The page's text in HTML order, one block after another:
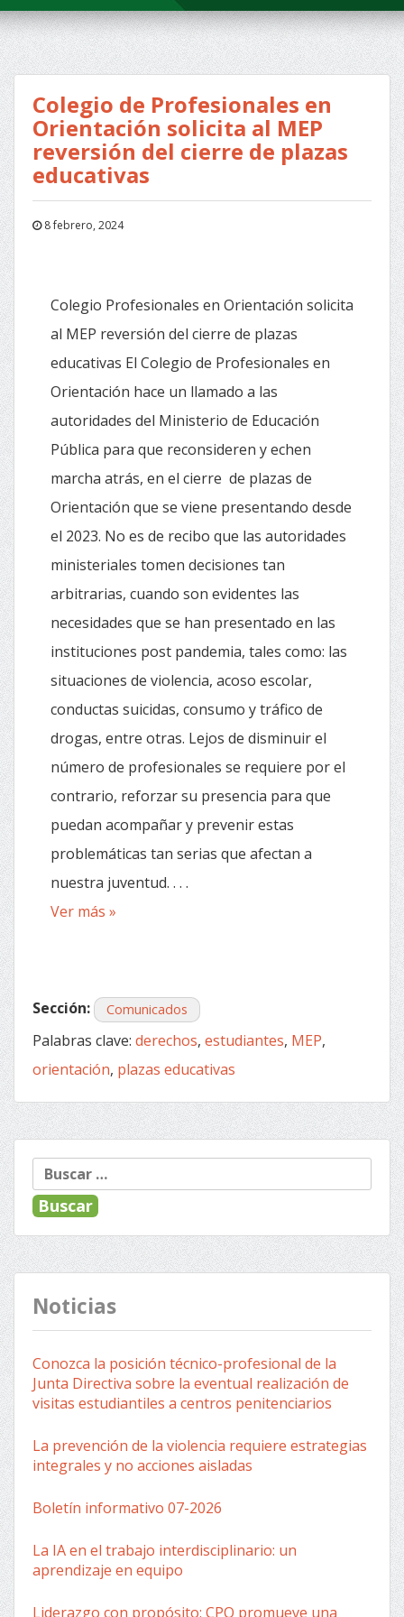
Colegio de Profesionales en
Orientación solicita al MEP
reversión del cierre de plazas
educativas
8 febrero, 2024
Colegio Profesionales en Orientación solicita
al MEP reversión del cierre de plazas
educativas El Colegio de Profesionales en
Orientación hace un llamado a las
autoridades del Ministerio de Educación
Pública para que reconsideren y echen
marcha atrás, en el cierre de plazas de
Orientación que se viene presentando desde
el 2023. No es de recibo que las autoridades
ministeriales tomen decisiones tan
arbitrarias, cuando son evidentes las
necesidades que se han presentado en las
instituciones post pandemia, tales como: las
situaciones de violencia, acoso escolar,
conductas suicidas, consumo y tráfico de
drogas, entre otras. Lejos de disminuir el
número de profesionales se requiere por el
contrario, reforzar su presencia para que
puedan acompañar y prevenir estas
problemáticas tan serias que afectan a
nuestra juventud. . . .
Ver más »
Sección: Comunicados
Palabras clave: derechos, estudiantes, MEP,
orientación, plazas educativas
Buscar:
Noticias
Conozca la posición técnico-profesional de la
Junta Directiva sobre la eventual realización de
visitas estudiantiles a centros penitenciarios
La prevención de la violencia requiere estrategias
integrales y no acciones aisladas
Boletín informativo 07-2026
La IA en el trabajo interdisciplinario: un
aprendizaje en equipo
Liderazgo con propósito: CPO promueve una